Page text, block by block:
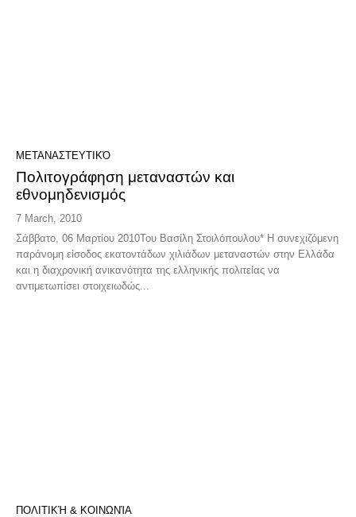
ΜΕΤΑΝΑΣΤΕΥΤΙΚΌ
Πολιτογράφηση μεταναστών και
εθνομηδενισμός
7 March, 2010
Σάββατο, 06 Μαρτίου 2010Του Βασίλη Στοιλόπουλου* Η συνεχιζόμενη
παράνομη είσοδος εκατοντάδων χιλιάδων μεταναστών στην Ελλάδα
και η διαχρονική ανικανότητα της ελληνικής πολιτείας να
αντιμετωπίσει στοιχειωδώς...
ΠΟΛΙΤΙΚΉ & ΚΟΙΝΩΝΊΑ